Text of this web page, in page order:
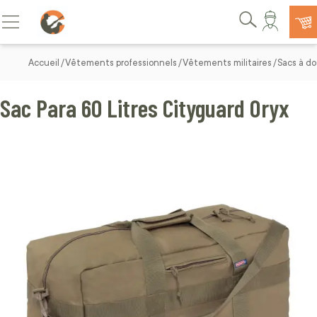
Allez au contenu
Basculer la navigation
Rechercher
Accueil Vêtements professionnels Vêtements militaires Sacs à
Sac Para 60 Litres Cityguard Oryx